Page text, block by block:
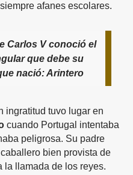
afanes escolares.
Carlos V conoció el
que debe su
nació: Arintero
ingratitud tuvo lugar en
cuando Portugal intentaba
peligrosa. Su padre
bien provista de
la llamada de los reyes.